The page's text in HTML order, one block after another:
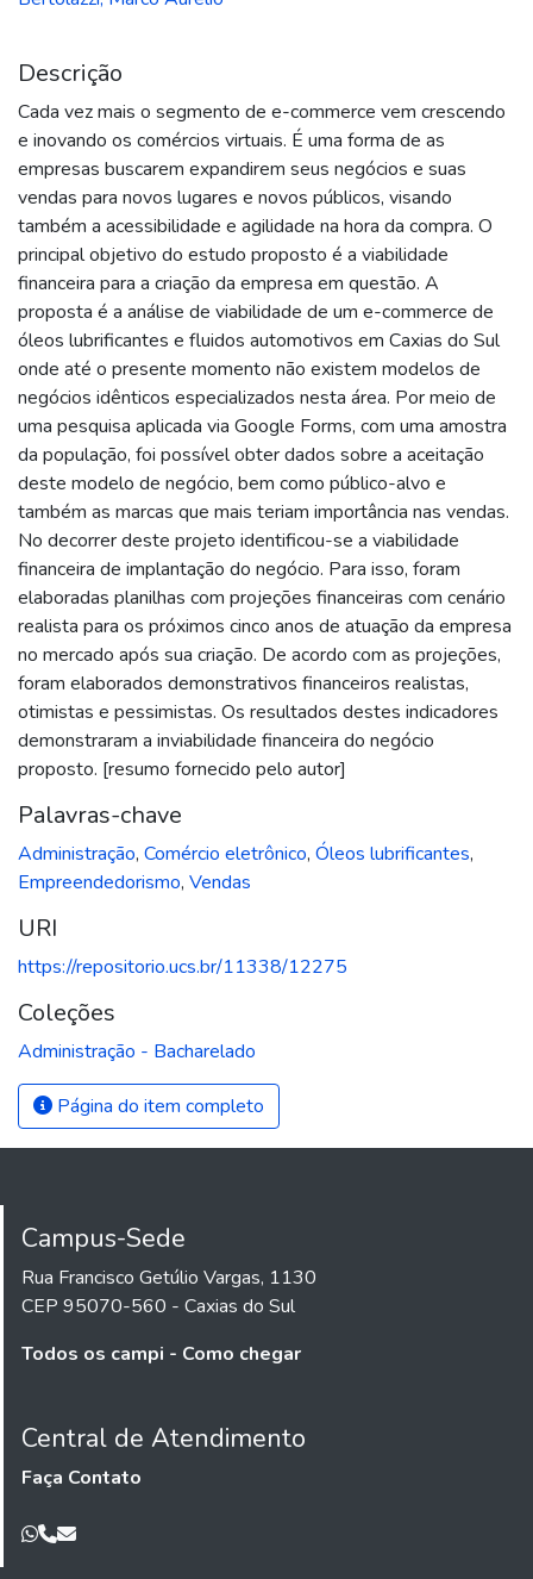
Descrição
Cada vez mais o segmento de e-commerce vem crescendo
e inovando os comércios virtuais. É uma forma de as
empresas buscarem expandirem seus negócios e suas
vendas para novos lugares e novos públicos, visando
também a acessibilidade e agilidade na hora da compra. O
principal objetivo do estudo proposto é a viabilidade
financeira para a criação da empresa em questão. A
proposta é a análise de viabilidade de um e-commerce de
óleos lubrificantes e fluidos automotivos em Caxias do Sul
onde até o presente momento não existem modelos de
negócios idênticos especializados nesta área. Por meio de
uma pesquisa aplicada via Google Forms, com uma amostra
da população, foi possível obter dados sobre a aceitação
deste modelo de negócio, bem como público-alvo e
também as marcas que mais teriam importância nas vendas.
No decorrer deste projeto identificou-se a viabilidade
financeira de implantação do negócio. Para isso, foram
elaboradas planilhas com projeções financeiras com cenário
realista para os próximos cinco anos de atuação da empresa
no mercado após sua criação. De acordo com as projeções,
foram elaborados demonstrativos financeiros realistas,
otimistas e pessimistas. Os resultados destes indicadores
demonstraram a inviabilidade financeira do negócio
proposto. [resumo fornecido pelo autor]
Palavras-chave
Administração, Comércio eletrônico, Óleos lubrificantes,
Empreendedorismo, Vendas
URI
https://repositorio.ucs.br/11338/12275
Coleções
Administração - Bacharelado
Página do item completo
Campus-Sede
Rua Francisco Getúlio Vargas, 1130
CEP 95070-560 - Caxias do Sul
Todos os campi - Como chegar
Central de Atendimento
Faça Contato